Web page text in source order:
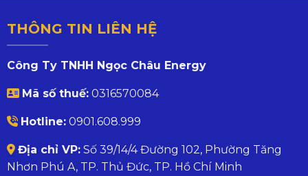
THÔNG TIN LIÊN HỆ
Công Ty TNHH Ngọc Châu Energy
Mã số thuế:0316570084
Hotline:0901.608.999
Địa chỉ VP:Số 39/14/4 Đường 102, Phường Tăng
Nhơn Phú A, TP. Thủ Đức, TP. Hồ Chí Minh